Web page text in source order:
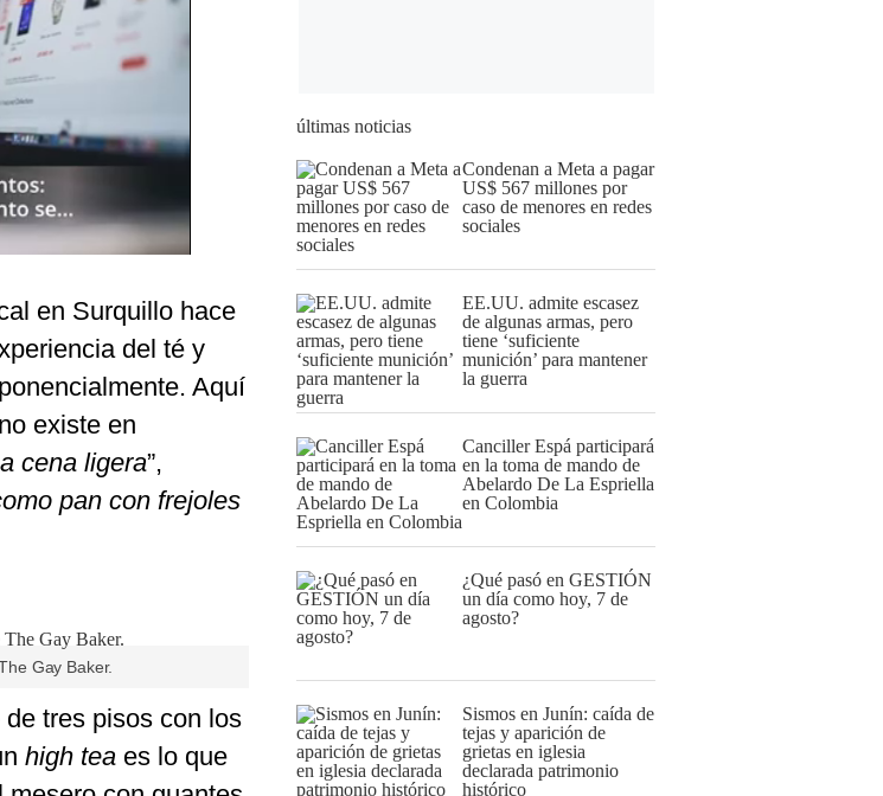
en Surquillo hace
del té y
Aquí
existe en
cena ligera”,
pan con frejoles
Gay Baker.
tres pisos con los
high tea es lo que
últimas noticias
Condenan a Meta a pagar
US$ 567 millones por
caso de menores en redes
sociales
EE.UU. admite escasez
de algunas armas, pero
tiene ‘suficiente
munición’ para mantener
la guerra
Canciller Espá participará
en la toma de mando de
Abelardo De La Espriella
en Colombia
¿Qué pasó en GESTIÓN
un día como hoy, 7 de
agosto?
Sismos en Junín: caída de
tejas y aparición de
grietas en iglesia
declarada patrimonio
histórico